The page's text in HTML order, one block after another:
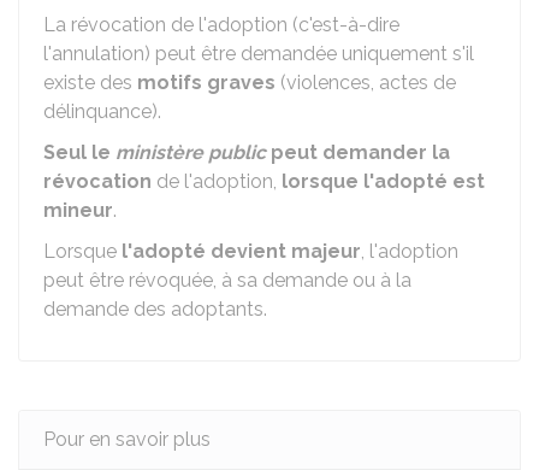
La révocation de l'adoption (c'est-à-dire
l'annulation) peut être demandée uniquement s'il
existe des motifs graves (violences, actes de
délinquance).
Seul le ministère publicpeut demander la
révocation de l'adoption, lorsque l'adopté est
mineur.
Lorsque l'adopté devient majeur, l'adoption
peut être révoquée, à sa demande ou à la
demande des adoptants.
Pour en savoir plus